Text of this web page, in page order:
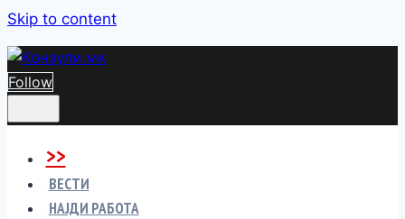
Skip to content
Follow
>>
ВЕСТИ
НАЈДИ РАБОТА